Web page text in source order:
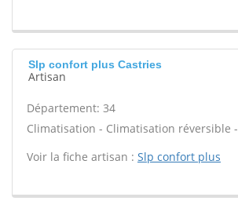
Slp confort plus Castries
Artisan
Département: 34
Climatisation - Climatisation réversible -
Voir la fiche artisan : Slp confort plus